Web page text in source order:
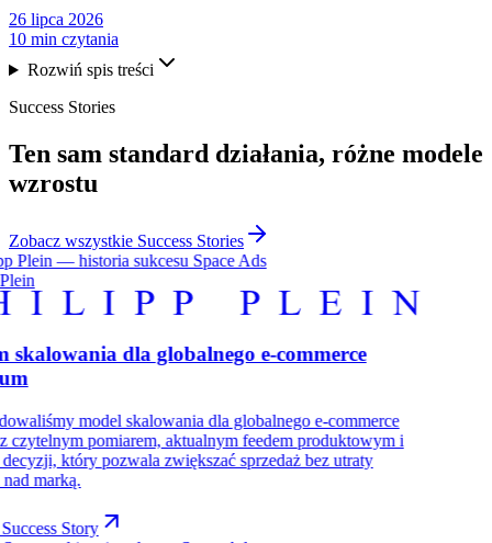
26 lipca 2026
10 min czytania
Rozwiń spis treści
Success Stories
Ten sam standard działania, różne modele
wzrostu
Zobacz wszystkie Success Stories
skalowania dla globalnego e-commerce
model skalowania dla globalnego e-commerce
czytelnym pomiarem, aktualnym feedem produktowym i
który pozwala zwiększać sprzedaż bez utraty
marką.
Story